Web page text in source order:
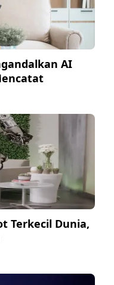
AI
Terkecil Dunia,